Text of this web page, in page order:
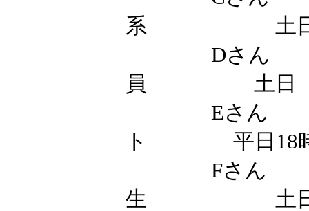
4）習慣・マ
日本人がは
体裁や義理を
スムーズにす